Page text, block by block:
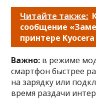
Читайте также:
сообщение
принтере Kyocera
Важно: в режиме
смартфон быстрее
на зарядку или
время раздачи